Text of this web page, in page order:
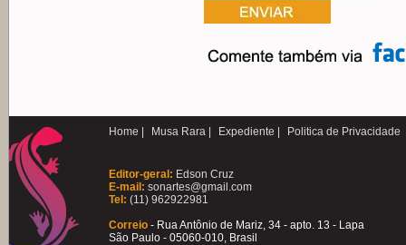
Home | Musa Rara | Expediente | Politica de Privacidade
Editor-geral: Edson Cruz
E-mail: sonartes@gmail.com
Tel: (11) 962922981
Correio - Rua Antônio de Mariz, 34 - apto. 13 - Lapa
São Paulo - 05060-010, Brasil